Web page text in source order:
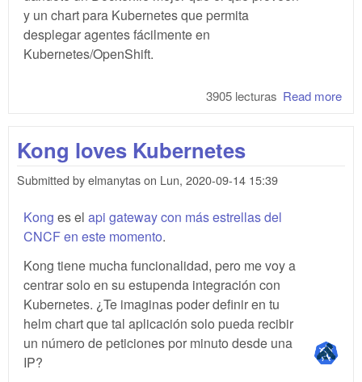
y un chart para Kubernetes que permita
desplegar agentes fácilmente en
Kubernetes/OpenShift.
Read more
3905 lecturas
Kong loves Kubernetes
Submitted byelmanytason Lun, 2020-09-14 15:39
Kong es el api gateway con más estrellas del
CNCF en este momento.
Kong tiene mucha funcionalidad, pero me voy a
centrar solo en su estupenda integración con
Kubernetes. ¿Te imaginas poder definir en tu
helm chart que tal aplicación solo pueda recibir
un número de peticiones por minuto desde una
IP?